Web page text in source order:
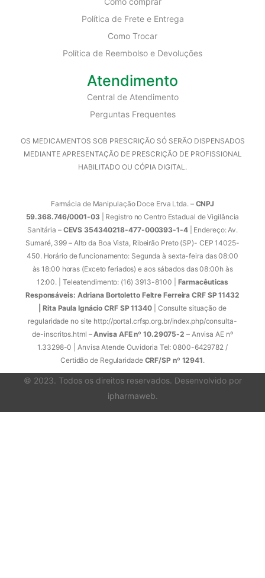
Política de Frete e Entrega
Como Trocar
Política de Reembolso e Devoluções
Atendimento
Central de Atendimento
Perguntas Frequentes
OS MEDICAMENTOS SOB PRESCRIÇÃO SÓ SERÃO DISPENSADOS
MEDIANTE APRESENTAÇÃO DE PRESCRIÇÃO DE PROFISSIONAL
HABILITADO OU CÓPIA DIGITAL.
Farmácia de Manipulação Doce Erva Ltda. – CNPJ
59.368.746/0001-03| Registro no Centro Estadual de Vigilância
Sanitária –CEVS 354340218-477-000393-1-4| Endereço: Av.
Sumaré, 399 – Alto da Boa Vista, Ribeirão Preto (SP)- CEP 14025-
450. Horário de funcionamento: Segunda à sexta-feira das 08:00
às 18:00 horas (Exceto feriados) e aos sábados das 08:00h às
12:00. | Teleatendimento: (16) 3913-8100 | Farmacêuticas
Responsáveis: Adriana Bortoletto Feltre Ferreira CRF SP 11432
| Rita Paula Ignácio CRF SP 11340 | Consulte situação de
regularidade no site http://portal.crfsp.org.br/index.php/consulta-
de-inscritos.html –Anvisa AFE nº 10.29075-2 – Anvisa AE nº
1.33298-0 | Anvisa Atende Ouvidoria Tel: 0800-6429782 /
Certidão de Regularidade CRF/SP nº 12941.
© 2023. Todos os direitos reservados. Desenvolvido por
ipharmaweb.